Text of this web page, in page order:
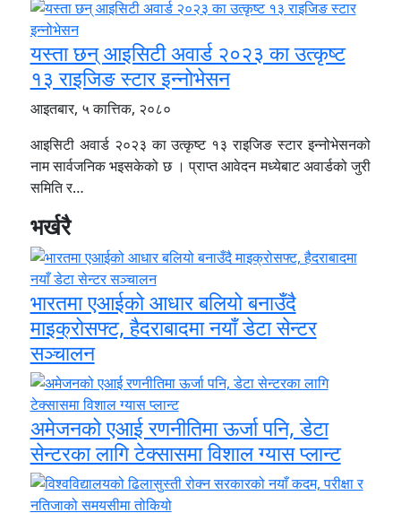
भर्खरै
भारतमा एआईको आधार बलियो बनाउँदै
माइक्रोसफ्ट, हैदराबादमा नयाँ डेटा सेन्टर
सञ्चालन
अमेजनको एआई रणनीतिमा ऊर्जा पनि, डेटा
सेन्टरका लागि टेक्सासमा विशाल ग्यास प्लान्ट
यस्ता छन् आइसिटी अवार्ड २०२३ का उत्कृष्ट
१३ राइजिङ स्टार इन्नोभेसन
आइतबार, ५ कात्तिक, २०८०
आइसिटी अवार्ड २०२३ का उत्कृष्ट १३ राइजिङ स्टार इन्नोभेसनको
नाम सार्वजनिक भइसकेको छ । प्राप्त आवेदन मध्येबाट अवार्डको जुरी
समिति र…